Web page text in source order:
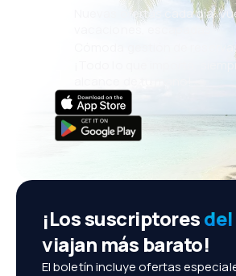
Nuevas ofertas cada día:
vacaciones, escapadas
Cómoda gestión de
¡Todo lo que importa,
¡Los suscriptores
viajan más barato!
El boletín incluye ofertas